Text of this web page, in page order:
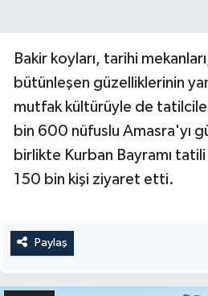
Bakir koyları, tarihi
bütünleşen güzelliklerinin yanı
mutfak kültürüyle de
bin 600 nüfuslu Amasra'yı
birlikte Kurban Bayramı
150 bin kişi ziyaret etti.
Paylaş